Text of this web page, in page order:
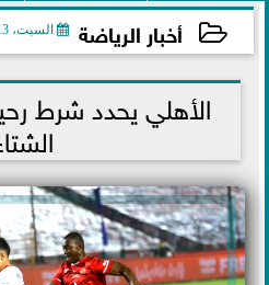
أخبار الرياضة السبت، 13 نوفمبر 2021
2021-11-13 22:29:16الأهلي يحدد شرط